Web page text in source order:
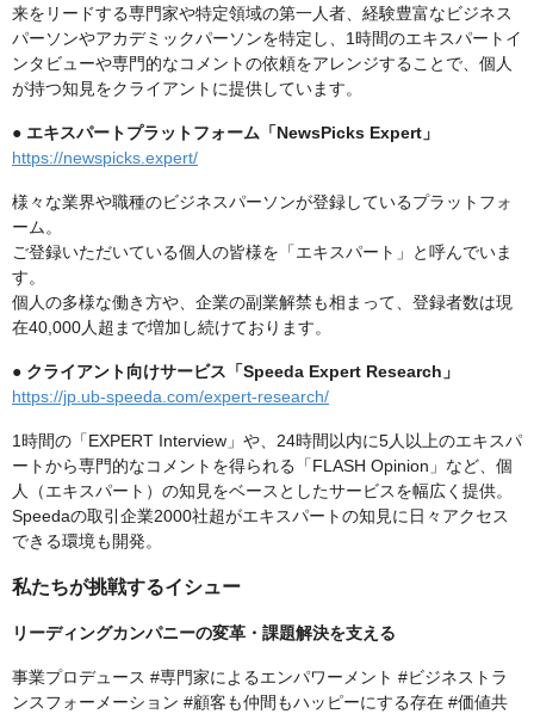
来をリードする専門家や特定領域の第一人者、経験豊富なビジネス
パーソンやアカデミックパーソンを特定し、1時間のエキスパートイ
ンタビューや専門的なコメントの依頼をアレンジすることで、個人
が持つ知見をクライアントに提供しています。
● エキスパートプラットフォーム「NewsPicks Expert」
https://newspicks.expert/
様々な業界や職種のビジネスパーソンが登録しているプラットフォ
ーム。
ご登録いただいている個人の皆様を「エキスパート」と呼んでいま
す。
個人の多様な働き方や、企業の副業解禁も相まって、登録者数は現
在40,000人超まで増加し続けております。
● クライアント向けサービス「Speeda Expert Research」
https://jp.ub-speeda.com/expert-research/
1時間の「EXPERT Interview」や、24時間以内に5人以上のエキスパ
ートから専門的なコメントを得られる「FLASH Opinion」など、個
人（エキスパート）の知見をベースとしたサービスを幅広く提供。
Speedaの取引企業2000社超がエキスパートの知見に日々アクセス
できる環境も開発。
私たちが挑戦するイシュー
リーディングカンパニーの変革・課題解決を支える
事業プロデュース #専門家によるエンパワーメント #ビジネストラ
ンスフォーメーション #顧客も仲間もハッピーにする存在 #価値共